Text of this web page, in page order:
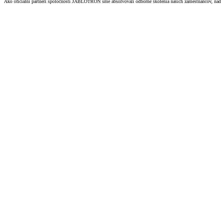
Ako oficiálni partneri spoločnosti JABLOTRON sme absolvovali odborné školenia našich zamestnancov,